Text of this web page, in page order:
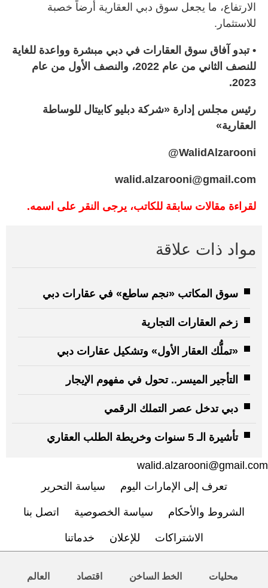
الارتفاع، ما يجعل سوق دبي العقارية أرضاً خصبة
للاستثمار.
• تبدو آفاق سوق العقارات في دبي مبشرة وواعدة للغاية
للنصف الثاني من عام 2022، والنصف الأول من عام
2023.
رئيس مجلس إدارة «شركة دبليو كابيتال للوساطة
العقارية»
WalidAlzarooni@
walid.alzarooni@gmail.com
لقراءة مقالات سابقة للكاتب، يرجى النقر على اسمه.
مواد ذات علاقة
سوق المكاتب «نجم ساطع» في عقارات دبي
زخم العقارات التجارية
«تملُّك العقار الأول» وتشكيل عقارات دبي
التأجير الميسر.. تحول في مفهوم الإيجار
دبي تدخل عصر التملك الرقمي
تأشيرة الـ 5 سنوات وخريطة الطلب العقاري
walid.alzarooni@gmail.com
تعرف إلى الإمارات اليوم
سياسة التحرير
الشروط والأحكام سياسة الخصوصية اتصل بنا
الاشتراكات للإعلان خدماتنا
محليات الخط الساخن اقتصاد العالم